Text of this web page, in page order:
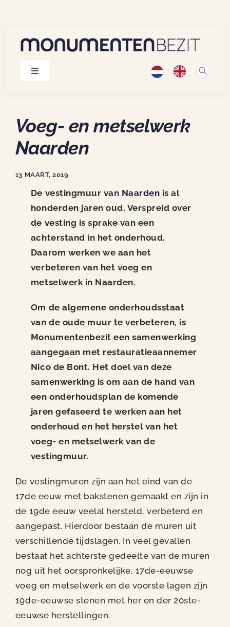
content
Toggle
Projecten
Over ons
Nieuws
Contact
Voeg- en metselwerk
Naarden
13 MAART, 2019
De vestingmuur van Naarden is al
honderden jaren oud. Verspreid over
de vesting is sprake van een
achterstand in het onderhoud.
Daarom werken we aan het
verbeteren van het voeg en
metselwerk in Naarden.
Om de algemene onderhoudsstaat
van de oude muur te verbeteren, is
Monumentenbezit een samenwerking
aangegaan met restauratieaannemer
Nico de Bont. Het doel van deze
samenwerking is om aan de hand van
een onderhoudsplan de komende
jaren gefaseerd te werken aan het
onderhoud en het herstel van het
voeg- en metselwerk van de
vestingmuur.
De vestingmuren zijn aan het eind van de
17de eeuw met bakstenen gemaakt en zijn in
de 19de eeuw veelal hersteld, verbeterd en
aangepast. Hierdoor bestaan de muren uit
verschillende tijdslagen. In veel gevallen
bestaat het achterste gedeelte van de muren
nog uit het oorspronkelijke, 17de-eeuwse
voeg en metselwerk en de voorste lagen zijn
19de-eeuwse stenen met her en der 20ste-
eeuwse herstellingen.